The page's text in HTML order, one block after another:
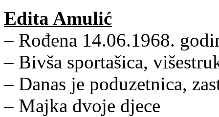
Edita Amulić
– Rođena 14.06.1968.
– Bivša sportašica,
– Danas je poduzetnica,
– Majka dvoje djece